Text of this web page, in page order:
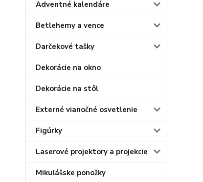
Adventné kalendáre
Betlehemy a vence
Darčekové tašky
Dekorácie na okno
Dekorácie na stôl
Externé vianočné osvetlenie
Figúrky
Laserové projektory a projekcie
Mikulášske ponožky